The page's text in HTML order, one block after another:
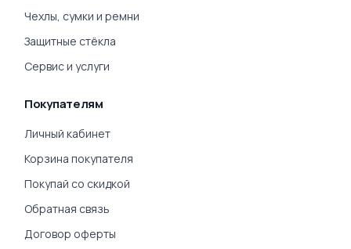
Чехлы, сумки и ремни
Защитные стёкла
Сервис и услуги
Покупателям
Личный кабинет
Корзина покупателя
Покупай со скидкой
Обратная связь
Договор оферты